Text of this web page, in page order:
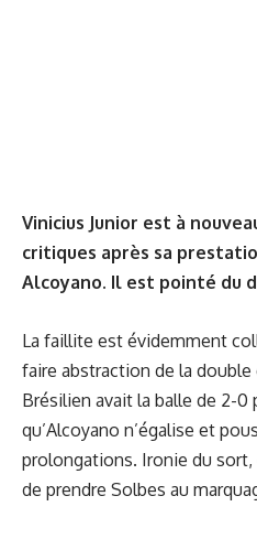
Vinicius Junior est à
critiques après sa
Alcoyano. Il est pointé du
La faillite est évidemment
faire abstraction de la double
Brésilien avait la balle de 2-
qu’Alcoyano n’égalise et
prolongations. Ironie du sort,
de prendre Solbes au